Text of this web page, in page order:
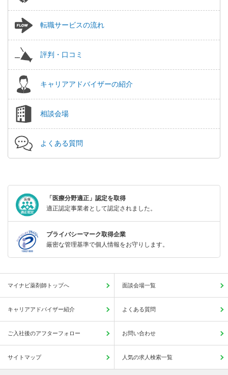
転職サービスの流れ
評判・口コミ
キャリアアドバイザーの紹介
相談会場
よくある質問
「医療分野適正」認定を取得
適正認定事業者として認定されました。
プライバシーマーク取得企業
厳密な管理基準で個人情報をお守りします。
マイナビ薬剤師トップへ 面談会場一覧
キャリアアドバイザー紹介 よくある質問
ご入社後のアフターフォロー お問い合わせ
サイトマップ 人気の求人検索一覧